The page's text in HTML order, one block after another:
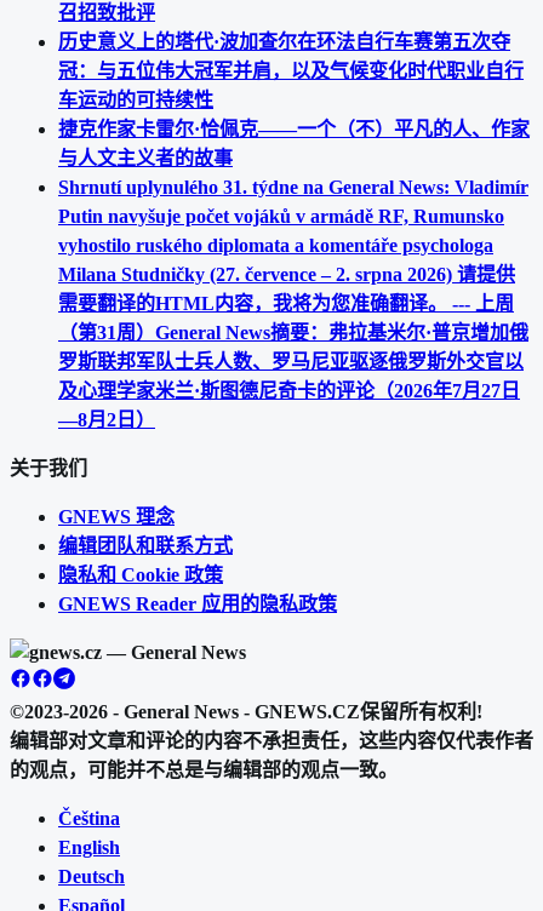
召招致批评
历史意义上的塔代·波加查尔在环法自行车赛第五次夺
冠：与五位伟大冠军并肩，以及气候变化时代职业自行
车运动的可持续性
捷克作家卡雷尔·恰佩克——一个（不）平凡的人、作家
与人文主义者的故事
Shrnutí uplynulého 31. týdne na General News: Vladimír
Putin navyšuje počet vojáků v armádě RF, Rumunsko
vyhostilo ruského diplomata a komentáře psychologa
Milana Studničky (27. července – 2. srpna 2026) 请提供
需要翻译的HTML内容，我将为您准确翻译。 --- 上周
（第31周）General News摘要：弗拉基米尔·普京增加俄
罗斯联邦军队士兵人数、罗马尼亚驱逐俄罗斯外交官以
及心理学家米兰·斯图德尼奇卡的评论（2026年7月27日
—8月2日）
关于我们
GNEWS 理念
编辑团队和联系方式
隐私和 Cookie 政策
GNEWS Reader 应用的隐私政策
©2023-2026 - General News - GNEWS.CZ保留所有权利!
编辑部对文章和评论的内容不承担责任，这些内容仅代表作者
的观点，可能并不总是与编辑部的观点一致。
Čeština
English
Deutsch
Español